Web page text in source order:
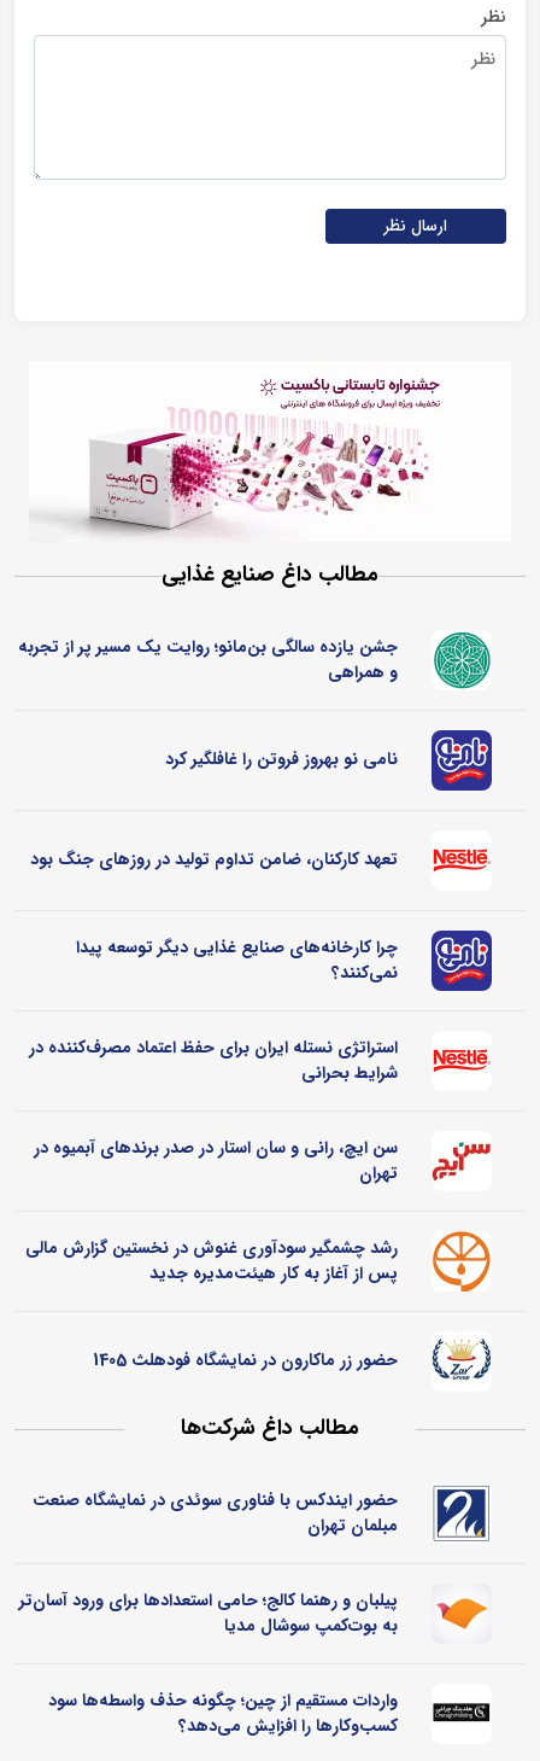
نظر
ارسال نظر
مطالب داغ صنایع غذایی
جشن یازده سالگی بن‌مانو؛ روایت یک مسیر پر از تجربه
و همراهی
نامی نو بهروز فروتن را غافلگیر کرد
تعهد کارکنان، ضامن تداوم تولید در روزهای جنگ بود
چرا کارخانه‌های صنایع غذایی دیگر توسعه پیدا
نمی‌کنند؟
استراتژی نستله ایران برای حفظ اعتماد مصرف‌کننده در
شرایط بحرانی
سن ایچ، رانی و سان استار در صدر برندهای آبمیوه در
تهران
رشد چشمگیر سودآوری غنوش در نخستین گزارش مالی
پس از آغاز به کار هیئت‌مدیره جدید
حضور زر ماکارون در نمایشگاه فودهلث 1405
مطالب داغ شرکت‌ها
حضور ایندکس با فناوری سوئدی در نمایشگاه صنعت
مبلمان تهران
پیلبان و رهنما کالج؛ حامی استعدادها برای ورود آسان‌تر
به بوت‌کمپ سوشال مدیا
واردات مستقیم از چین؛ چگونه حذف واسطه‌ها سود
کسب‌وکارها را افزایش می‌دهد؟